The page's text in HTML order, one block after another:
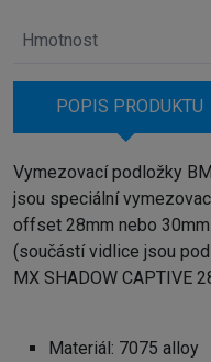
Hmotnost
POPIS PRODUKTU
Vymezovací podložky
jsou speciální
offset 28mm nebo
(součástí vidlice jsou
MX SHADOW CAPTIVE
Materiál: 7075 alloy